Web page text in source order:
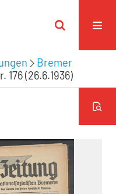
Bremer
176 (26.6.1936)